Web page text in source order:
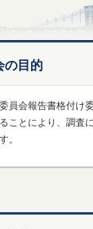
の目的
員会報告書格付け
ことにより、調査
。